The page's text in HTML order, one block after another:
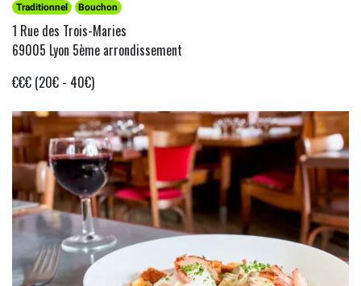
Traditionnel Bouchon
1 Rue des Trois-Maries
69005 Lyon 5ème arrondissement
€€€ (20€ - 40€)